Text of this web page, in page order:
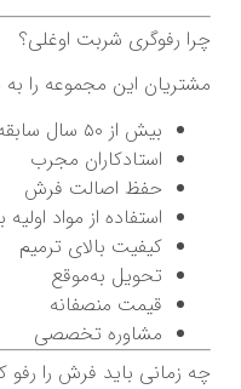
چرا رفوگری شربت اوغلی؟
مشتریان این مجموعه را به
بیش از ۵۰ سال سابقه فعالیت
استادکاران مجرب
حفظ اصالت فرش
استفاده از مواد
کیفیت بالای ترمیم
تحویل به‌موقع
قیمت منصفانه
مشاوره تخصصی
چه زمانی باید فرش را رفو